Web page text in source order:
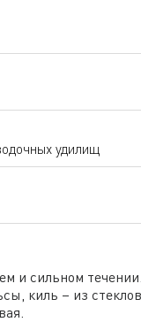
удилищ
и сильном
киль – из